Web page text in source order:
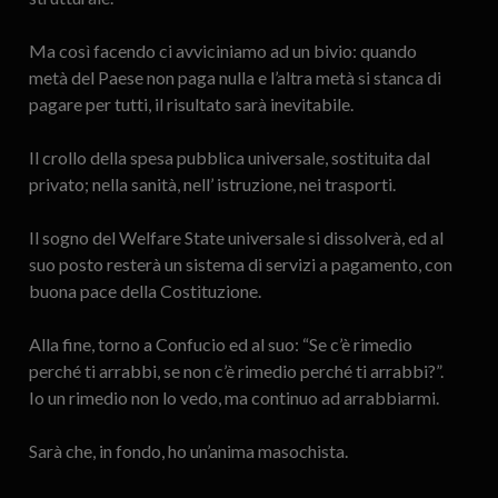
Ma così facendo ci avviciniamo ad un bivio: quando
metà del Paese non paga nulla e l’altra metà si stanca di
pagare per tutti, il risultato sarà inevitabile.
Il crollo della spesa pubblica universale, sostituita dal
privato; nella sanità, nell’ istruzione, nei trasporti.
Il sogno del Welfare State universale si dissolverà, ed al
suo posto resterà un sistema di servizi a pagamento, con
buona pace della Costituzione.
Alla fine, torno a Confucio ed al suo: “Se c’è rimedio
perché ti arrabbi, se non c’è rimedio perché ti arrabbi?”.
Io un rimedio non lo vedo, ma continuo ad arrabbiarmi.
Sarà che, in fondo, ho un’anima masochista.